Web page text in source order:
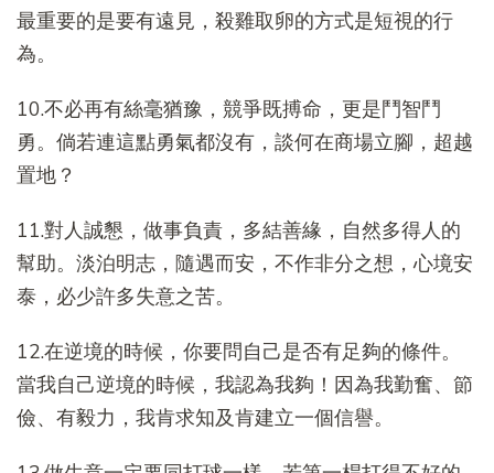
最重要的是要有遠見，殺雞取卵的方式是短視的行
為。
10.不必再有絲毫猶豫，競爭既搏命，更是鬥智鬥
勇。倘若連這點勇氣都沒有，談何在商場立腳，超越
置地？
11.對人誠懇，做事負責，多結善緣，自然多得人的
幫助。淡泊明志，隨遇而安，不作非分之想，心境安
泰，必少許多失意之苦。
12.在逆境的時候，你要問自己是否有足夠的條件。
當我自己逆境的時候，我認為我夠！因為我勤奮、節
儉、有毅力，我肯求知及肯建立一個信譽。